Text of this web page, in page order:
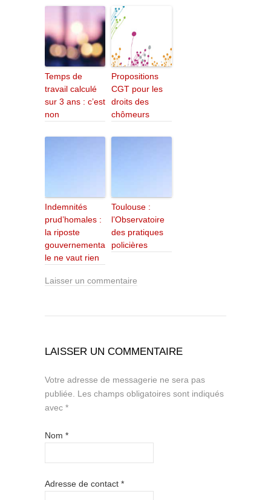
Temps de
travail calculé
sur 3 ans : c’est
non
Propositions
CGT pour les
droits des
chômeurs
Indemnités
prud’homales :
la riposte
gouvernementa
le ne vaut rien
Toulouse :
l’Observatoire
des pratiques
policières
Laisser un commentaire
LAISSER UN COMMENTAIRE
Votre adresse de messagerie ne sera pas
publiée. Les champs obligatoires sont indiqués
avec *
Nom *
Adresse de contact *